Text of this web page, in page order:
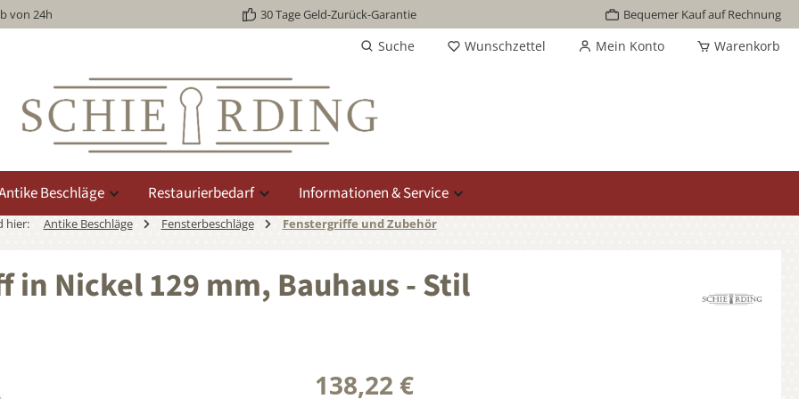
von 24h 30 Tage Geld-Zurück-Garantie Bequemer Kauf auf Rechnung
Suche Wunschzettel Mein Konto Warenkorb
Beschläge Restaurierbedarf Informationen & Service
hier: Antike Beschläge Fensterbeschläge Fenstergriffe und Zubehör
Nickel 129 mm, Bauhaus - Stil
138,22 €